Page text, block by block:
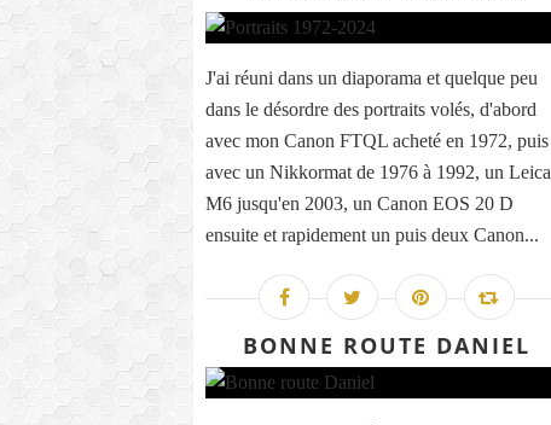
J'ai réuni dans un diaporama et quelque peu
dans le désordre des portraits volés, d'abord
avec mon Canon FTQL acheté en 1972, puis
avec un Nikkormat de 1976 à 1992, un Leica
M6 jusqu'en 2003, un Canon EOS 20 D
ensuite et rapidement un puis deux Canon...
BONNE ROUTE DANIEL